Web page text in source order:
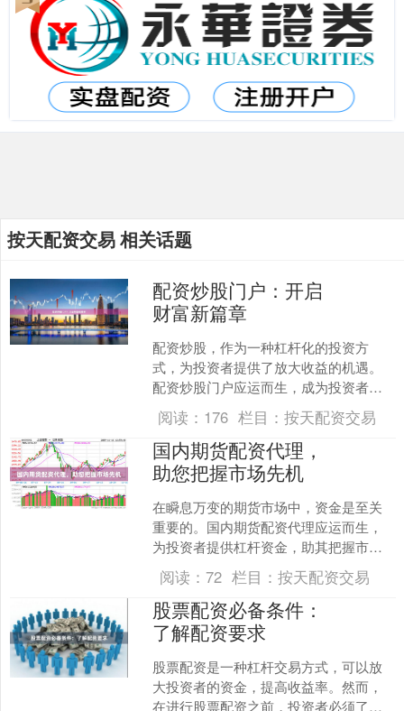
按天配资交易 相关话题
配资炒股门户：开启
财富新篇章
配资炒股，作为一种杠杆化的投资方
式，为投资者提供了放大收益的机遇。
配资炒股门户应运而生，成为投资者获
取配资信息、选择配资平台的最佳渠
道。 配资炒股门户汇集了众多....
阅读： 176 栏目： 按天配资交易
国内期货配资代理，
助您把握市场先机
在瞬息万变的期货市场中，资金是至关
重要的。国内期货配资代理应运而生，
为投资者提供杠杆资金，助其把握市场
先机。 期货配资代理通过与正规期货公
司合作，为投资者提供资....
阅读：72 栏目：按天配资交易
股票配资必备条件：
了解配资要求
股票配资是一种杠杆交易方式，可以放
大投资者的资金，提高收益率。然而，
在进行股票配资之前，投资者必须了解